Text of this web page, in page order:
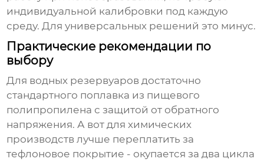
индивидуальной калибровки под каждую
среду. Для универсальных решений это минус.
Практические рекомендации по
выбору
Для водных резервуаров достаточно
стандартного поплавка из пищевого
полипропилена с защитой от обратного
напряжения. А вот для химических
производств лучше переплатить за
тефлоновое покрытие - окупается за два цикла